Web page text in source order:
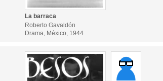
La barraca
Roberto Gavaldón
Drama, México, 1944